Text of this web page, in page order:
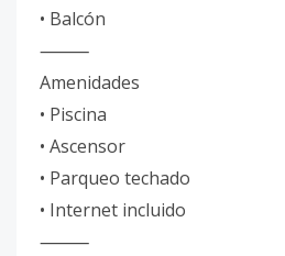
• ⁠Balcón
⸻
Amenidades
• Piscina
• ⁠Ascensor
• ⁠Parqueo techado
• Internet incluido
⸻